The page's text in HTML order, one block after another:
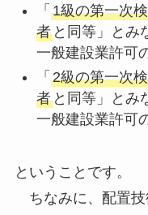
「 1級の第一次
者と同等」とみ
一般建設業許可
「 2級の第一次
者と同等」とみ
一般建設業許可
ということです。
ちなみに、配置技